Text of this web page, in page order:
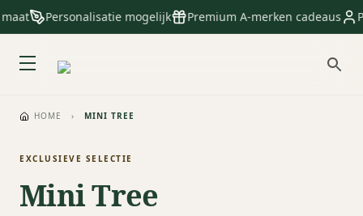
Personalisatie mogelijk Premium A-merken cadeaus
HOME › MINI TREE
EXCLUSIEVE SELECTIE
Mini Tree